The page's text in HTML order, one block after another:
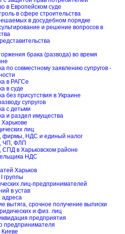
в Европейском суде
в сфере строительства
в досудебном порядке
и решение вопросов в
брака (развода) во время
по совместному заявлению супругов -
в РАГСе
в суде
без присутствия в Украине
супругов
с детьми
и раздел имущества
лиц
фирмы, НДС и единый налог
ЧП, ФЛП
СПД в Харьковском районе
НДС
Харьков
группы
лиц-предпринимателей
в устав
адреса
вытяга, срочное получение выписки
и физ. лиц
предприятия
предпринимателя